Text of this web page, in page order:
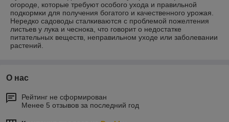
огороде, которые требуют особого ухода и правильной
подкормки для получения богатого и качественного урожая.
Нередко садоводы сталкиваются с проблемой пожелтения
листьев у лука и чеснока, что говорит о недостатке
питательных веществ, неправильном уходе или заболевании
растений.
О нас
Рейтинг не сформирован
Менее 5 отзывов за последний год